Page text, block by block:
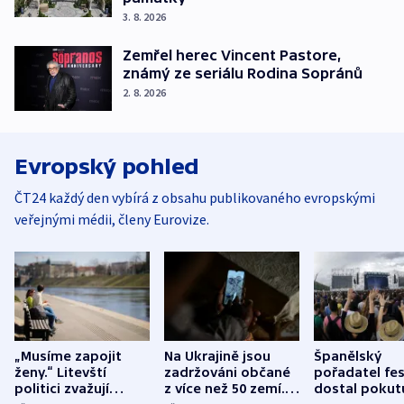
3. 8. 2026
Zemřel herec Vincent Pastore,
známý ze seriálu Rodina Sopránů
2. 8. 2026
Evropský pohled
ČT24 každý den vybírá z obsahu publikovaného evropskými
veřejnými médii, členy Eurovize.
„Musíme zapojit
ženy.“ Litevští
politici zvažují
Na Ukrajině jsou
zadržováni občané
z více než 50 zemí.
Španělský
pořadatel
dostal